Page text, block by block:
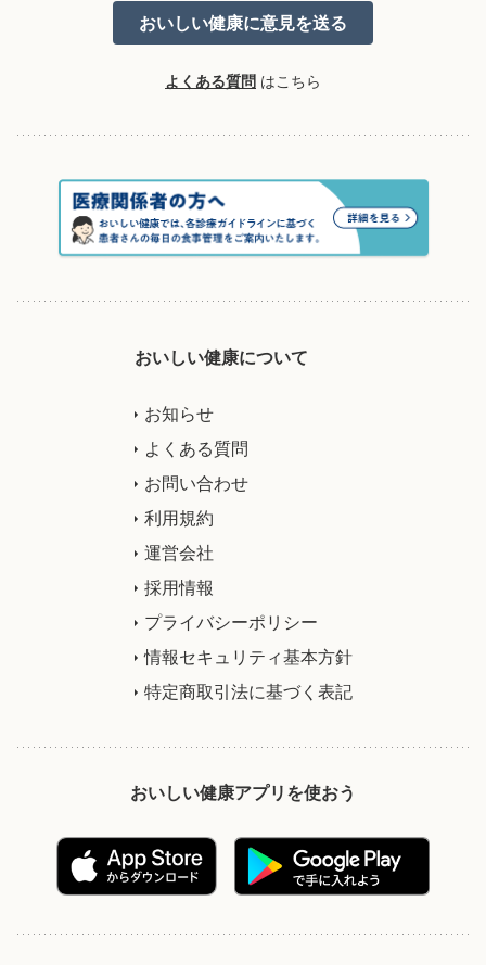
よくある質問 はこちら
おいしい健康について
お知らせ
よくある質問
お問い合わせ
利用規約
運営会社
採用情報
プライバシーポリシー
情報セキュリティ基本方針
特定商取引法に基づく表記
おいしい健康アプリを使おう